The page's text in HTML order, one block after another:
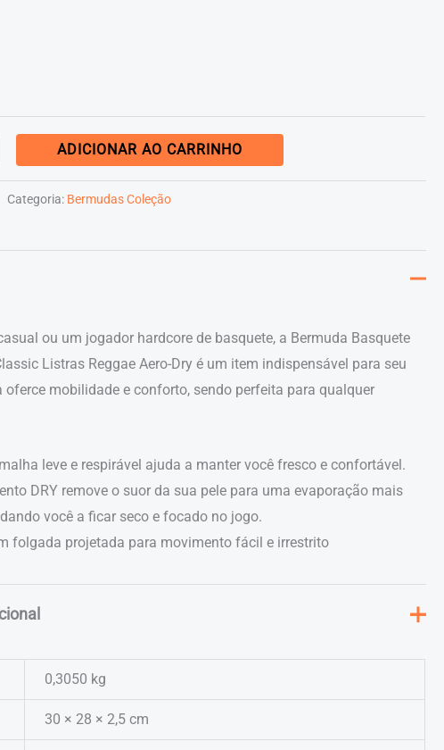
ADICIONAR AO CARRINHO
Categoria: Bermudas Coleção
ou um jogador hardcore de basquete, a Bermuda Basquete
Listras Reggae Aero-Dry é um item indispensável para seu
oferce mobilidade e conforto, sendo perfeita para qualquer
leve e respirável ajuda a manter você fresco e confortável.
DRY remove o suor da sua pele para uma evaporação mais
você a ficar seco e focado no jogo.
folgada projetada para movimento fácil e irrestrito
0,3050 kg
30 × 28 × 2,5 cm